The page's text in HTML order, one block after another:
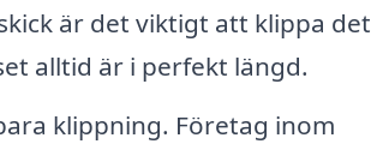
är det viktigt att klippa det
alltid är i perfekt längd.
klippning. Företag inom